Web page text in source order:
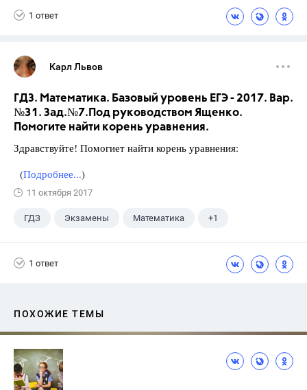
1 ответ
Карл Львов
ГДЗ. Математика. Базовый уровень ЕГЭ - 2017. Вар.
№31. Зад.№7.Под руководством Ященко.
Помогите найти корень уравнения.
Здравствуйте! Помогиет найти корень уравнения:
(Подробнее...)
11 октября 2017
ГДЗ Экзамены Математика +1
1 ответ
ПОХОЖИЕ ТЕМЫ